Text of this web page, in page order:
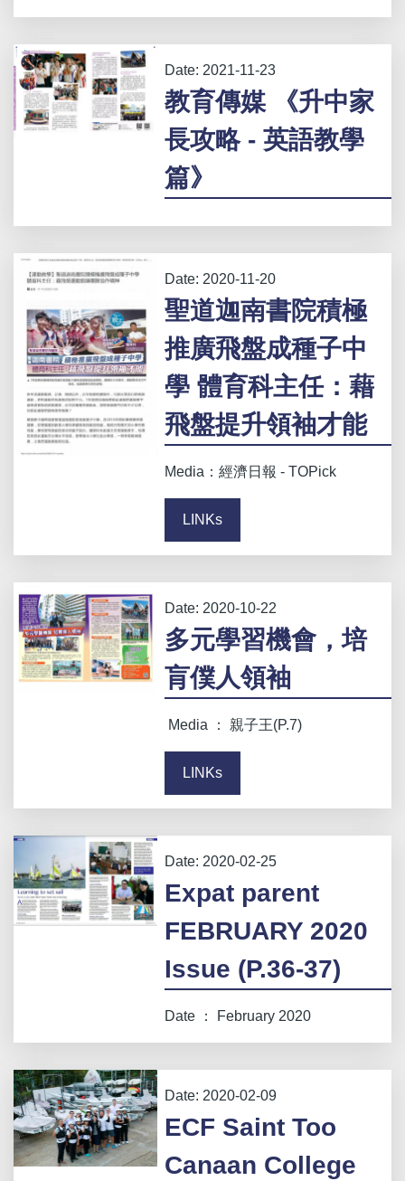
Date:2021-11-23
教育傳媒 《升中家
長攻略 - 英語教學
篇》
Date:2020-11-20
聖道迦南書院積極
推廣飛盤成種子中
學 體育科主任：藉
飛盤提升領袖才能
Media：經濟日報 - TOPick
LINKs
Date:2020-10-22
多元學習機會，培
肓僕人領袖
Media ： 親子王(P.7)
LINKs
Date:2020-02-25
Expat parent
FEBRUARY 2020
Issue (P.36-37)
Date ： February 2020
Date:2020-02-09
ECF Saint Too
Canaan College